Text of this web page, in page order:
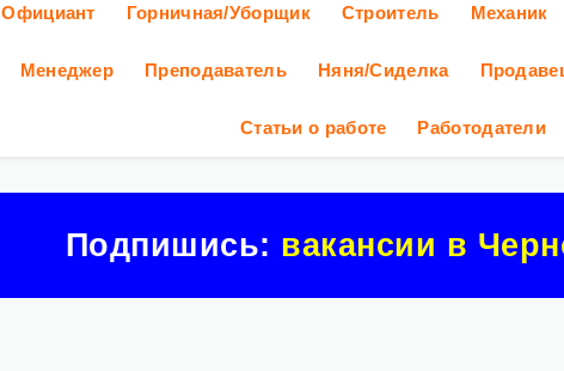
Официант Горничная/Уборщик Строитель Механик
Менеджер Преподаватель Няня/Сиделка
Статьи о работе Работодатели
Подпишись: вакансии в